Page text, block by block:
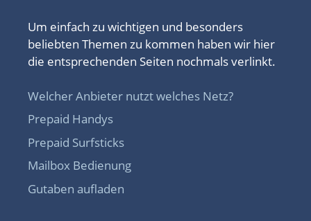
Um einfach zu wichtigen und besonders
beliebten Themen zu kommen haben wir hier
die entsprechenden Seiten nochmals verlinkt.
Welcher Anbieter nutzt welches Netz?
Prepaid Handys
Prepaid Surfsticks
Mailbox Bedienung
Gutaben aufladen